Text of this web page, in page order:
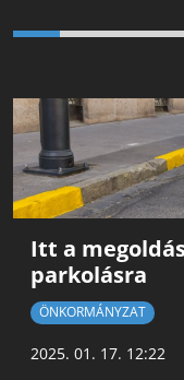
Itt a
parkolásra
ÖNKORMÁNYZAT
2025. 01. 17. 12:22